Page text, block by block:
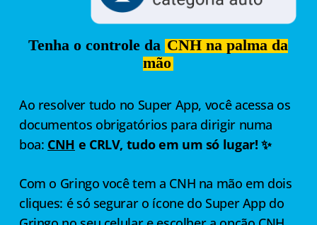
Tenha o controle da CNH na palma da
mão
Ao resolver tudo no Super App, você acessa os
documentos obrigatórios para dirigir numa
boa: CNH e CRLV, tudo em um só lugar! ✨
Com o Gringo você tem a CNH na mão em dois
cliques: é só segurar o ícone do Super App do